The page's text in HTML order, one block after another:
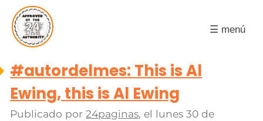
☰ menú
#autordelmes: This is Al
Ewing, this is Al Ewing
Publicado por24paginas, el lunes 30 de